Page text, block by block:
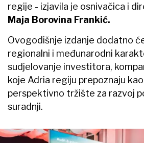
regije - izjavila je osnivačica i
Maja Borovina Frankić.
Ovogodišnje izdanje dodatno
regionalni i međunarodni
sudjelovanje investitora,
koje Adria regiju prepoznaju
perspektivno tržište za razvoj
suradnji.